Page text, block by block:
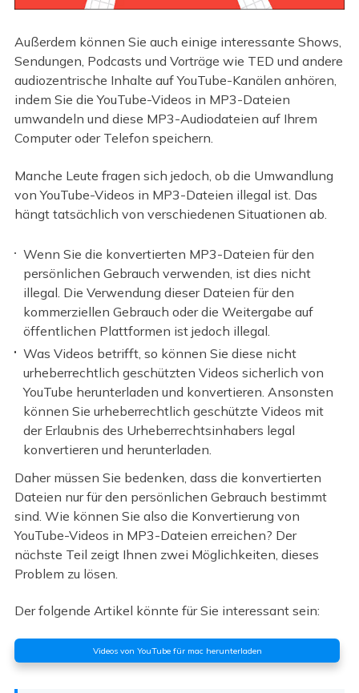
Außerdem können Sie auch einige interessante Shows,
Sendungen, Podcasts und Vorträge wie TED und andere
audiozentrische Inhalte auf YouTube-Kanälen anhören,
indem Sie die YouTube-Videos in MP3-Dateien
umwandeln und diese MP3-Audiodateien auf Ihrem
Computer oder Telefon speichern.
Manche Leute fragen sich jedoch, ob die Umwandlung
von YouTube-Videos in MP3-Dateien illegal ist. Das
hängt tatsächlich von verschiedenen Situationen ab.
Wenn Sie die konvertierten MP3-Dateien für den
persönlichen Gebrauch verwenden, ist dies nicht
illegal. Die Verwendung dieser Dateien für den
kommerziellen Gebrauch oder die Weitergabe auf
öffentlichen Plattformen ist jedoch illegal.
Was Videos betrifft, so können Sie diese nicht
urheberrechtlich geschützten Videos sicherlich von
YouTube herunterladen und konvertieren. Ansonsten
können Sie urheberrechtlich geschützte Videos mit
der Erlaubnis des Urheberrechtsinhabers legal
konvertieren und herunterladen.
Daher müssen Sie bedenken, dass die konvertierten
Dateien nur für den persönlichen Gebrauch bestimmt
sind. Wie können Sie also die Konvertierung von
YouTube-Videos in MP3-Dateien erreichen? Der
nächste Teil zeigt Ihnen zwei Möglichkeiten, dieses
Problem zu lösen.
Der folgende Artikel könnte für Sie interessant sein:
Videos von YouTube für mac herunterladen